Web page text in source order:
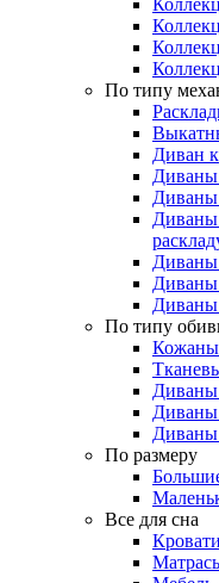
По типу
Диван
Диваны
Диваны
Диваны
Диваны
Диваны
По типу
Диваны
Диваны
Диваны
По размеру
Все для сна
Кровати